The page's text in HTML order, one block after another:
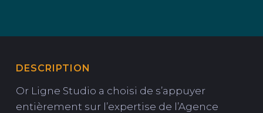
DESCRIPTION
Or Ligne Studio a choisi de s’appuyer
entièrement sur l’expertise de l’Agence